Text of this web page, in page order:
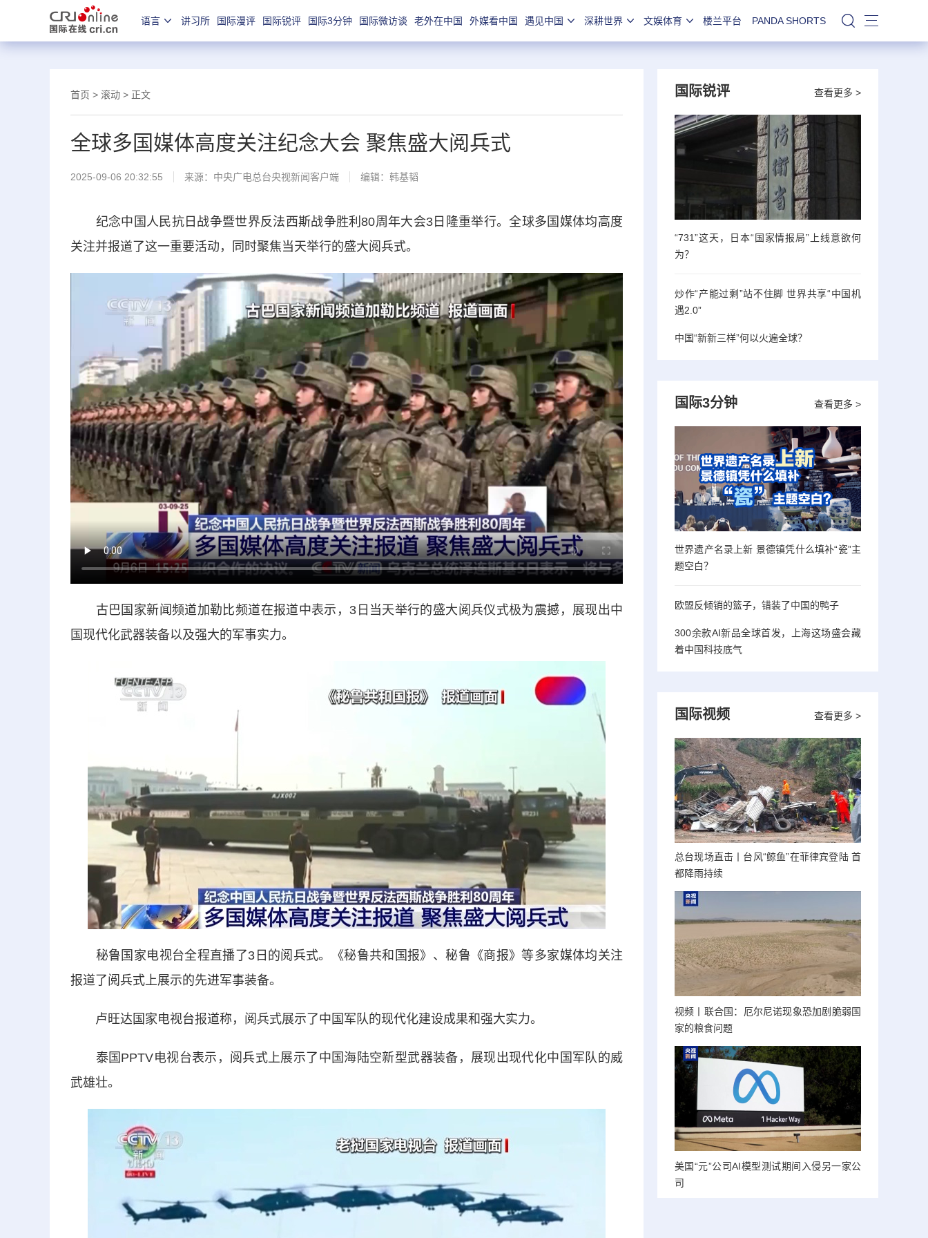
语言 讲习所 国际漫评 国际锐评 国际3分钟 国际微访谈 老外在中国 外媒看中国 遇见中国 深耕世界 文娱体育 楼兰平台 PANDA SHORTS 站内搜索
首页 > 滚动 > 正文
全球多国媒体高度关注纪念大会 聚焦盛大阅兵式
2025-09-06 20:32:55 来源： 中央广电总台央视新闻客户端 编辑：韩基韬
纪念中国人民抗日战争暨世界反法西斯战争胜利80周年大会3日隆重举行。全球多国媒体均高度
关注并报道了这一重要活动，同时聚焦当天举行的盛大阅兵式。
古巴国家新闻频道加勒比频道在报道中表示，3日当天举行的盛大阅兵仪式极为震撼，展现出中
国现代化武器装备以及强大的军事实力。
秘鲁国家电视台全程直播了3日的阅兵式。《秘鲁共和国报》、秘鲁《商报》等多家媒体均关注
报道了阅兵式上展示的先进军事装备。
卢旺达国家电视台报道称，阅兵式展示了中国军队的现代化建设成果和强大实力。
泰国PPTV电视台表示，阅兵式上展示了中国海陆空新型武器装备，展现出现代化中国军队的威
武雄壮。
查看更多 >
国际锐评
“731”这天，日本“国家情报局”上线意欲何
为？
炒作“产能过剩”站不住脚 世界共享“中国机
遇2.0”
中国“新新三样”何以火遍全球？
查看更多 >
国际3分钟
世界遗产名录上新 景德镇凭什么填补“瓷”主
题空白？
欧盟反倾销的篮子，错装了中国的鸭子
300余款AI新品全球首发，上海这场盛会藏
着中国科技底气
查看更多 >
国际视频
总台现场直击丨台风“鲸鱼”在菲律宾登陆 首
都降雨持续
视频丨联合国：厄尔尼诺现象恐加剧脆弱国
家的粮食问题
美国“元”公司AI模型测试期间入侵另一家公
司